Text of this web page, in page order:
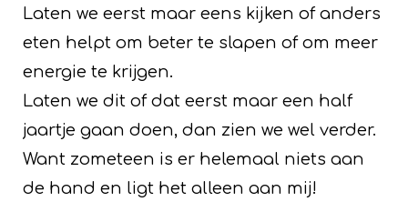
Laten we eerst maar eens kijken of anders
eten helpt om beter te slapen of om meer
energie te krijgen.
Laten we dit of dat eerst maar een half
jaartje gaan doen, dan zien we wel verder.
Want zometeen is er helemaal niets aan
de hand en ligt het alleen aan mij!